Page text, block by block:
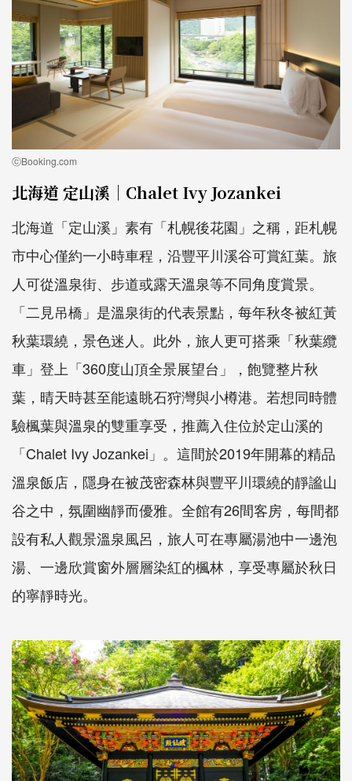
ⓒBooking.com
北海道 定山溪｜Chalet Ivy Jozankei
北海道「定山溪」素有「札幌後花園」之稱，距札幌
市中心僅約一小時車程，沿豐平川溪谷可賞紅葉。旅
人可從溫泉街、步道或露天溫泉等不同角度賞景。
「二見吊橋」是溫泉街的代表景點，每年秋冬被紅黃
秋葉環繞，景色迷人。此外，旅人更可搭乘「秋葉纜
車」登上「360度山頂全景展望台」，飽覽整片秋
葉，晴天時甚至能遠眺石狩灣與小樽港。若想同時體
驗楓葉與溫泉的雙重享受，推薦入住位於定山溪的
「Chalet Ivy Jozankei」。這間於2019年開幕的精品
溫泉飯店，隱身在被茂密森林與豐平川環繞的靜謐山
谷之中，氛圍幽靜而優雅。全館有26間客房，每間都
設有私人觀景溫泉風呂，旅人可在專屬湯池中一邊泡
湯、一邊欣賞窗外層層染紅的楓林，享受專屬於秋日
的寧靜時光。